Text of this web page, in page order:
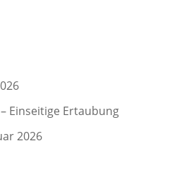
Einseitige Ertaubung
2026